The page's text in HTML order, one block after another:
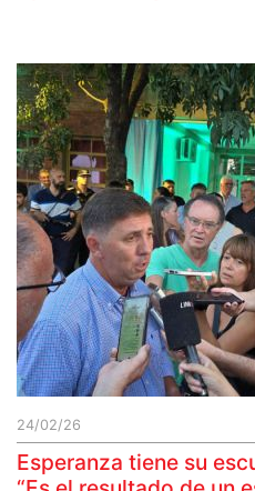
24/02/26
Esperanza tiene su